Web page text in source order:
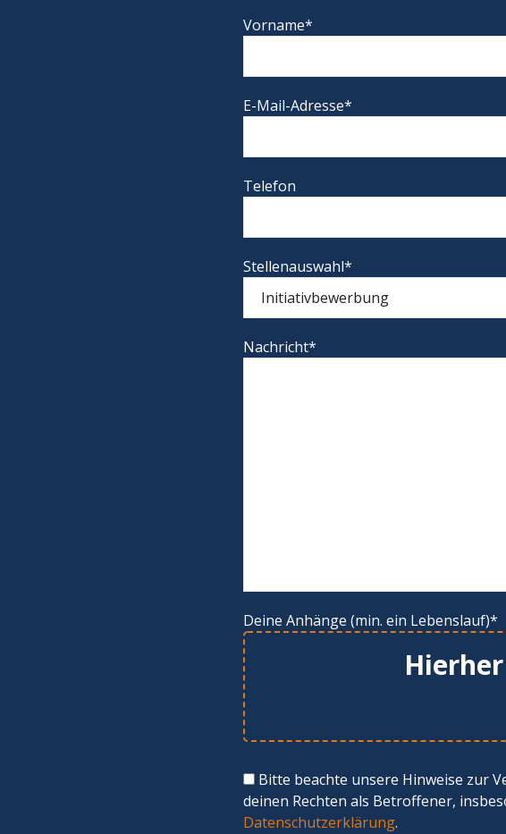
Vorname*
E-Mail-Adresse*
Telefon
Stellenauswahl*
Nachricht*
Deine Anhänge (min. ein Lebenslauf)*
Bitte beachte unsere Hinweise zur
deinen Rechten als Betroffener,
Datenschutzerklärung.